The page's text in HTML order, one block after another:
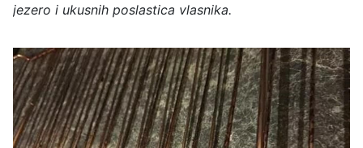
jezero i ukusnih poslastica vlasnika.